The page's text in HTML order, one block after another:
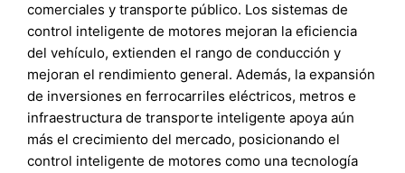
comerciales y transporte público. Los sistemas de
control inteligente de motores mejoran la eficiencia
del vehículo, extienden el rango de conducción y
mejoran el rendimiento general. Además, la expansión
de inversiones en ferrocarriles eléctricos, metros e
infraestructura de transporte inteligente apoya aún
más el crecimiento del mercado, posicionando el
control inteligente de motores como una tecnología